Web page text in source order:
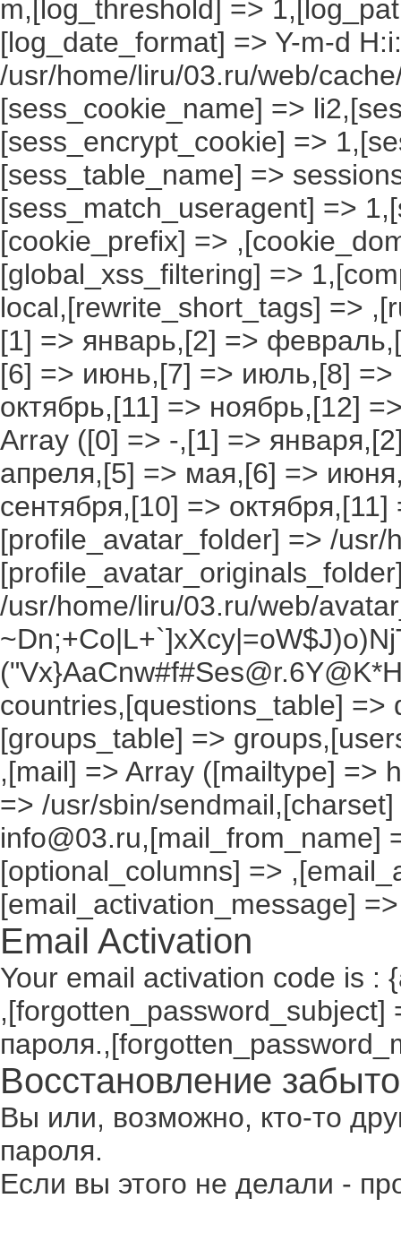
m,[log_threshold] =>
[log_date_format] => Y-m-d
/usr/home/liru/03.ru/web/
[sess_cookie_name] =>
[sess_encrypt_cookie] =>
[sess_table_name] =>
[sess_match_useragent] =>
[cookie_prefix] =>
[global_xss_filtering] =>
local,[rewrite_short_tags] =>
[1] => январь,[2] =>
[6] => июнь,[7] => июль,[8] =>
октябрь,[11] => ноябрь,[12]
Array ([0] => -,[1] =>
апреля,[5] => мая,[6] =>
сентября,[10] =>
[profile_avatar_folder] => /
/usr/home/liru/03.ru/web/
countries,[questions_table]
[groups_table] =>
,[mail] => Array ([mailtype] =>
=> /usr/sbin/
info@03.ru,[mail_from_name]
[optional_columns] =>
[email_activation_message] =>
Email Activation
Your email activation code is :
,[forgotten_password_subject]
Восстановление
Вы или, возможно, кто-то
пароля.
Если вы этого не делали -